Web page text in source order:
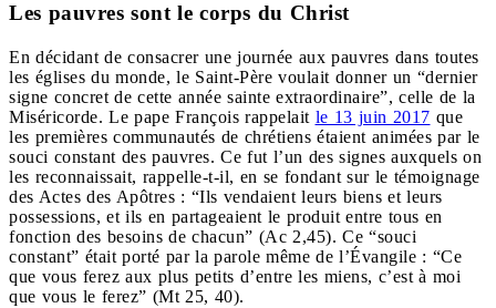
Les pauvres sont le corps du Christ
En décidant de consacrer une journée aux pauvres dans toutes
les églises du monde, le Saint-Père voulait donner un “dernier
signe concret de cette année sainte extraordinaire”, celle de la
Miséricorde. Le pape François rappelait le 13 juin 2017 que
les premières communautés de chrétiens étaient animées par le
souci constant des pauvres. Ce fut l’un des signes auxquels on
les reconnaissait, rappelle-t-il, en se fondant sur le témoignage
des Actes des Apôtres : “Ils vendaient leurs biens et leurs
possessions, et ils en partageaient le produit entre tous en
fonction des besoins de chacun” (Ac 2,45). Ce “souci
constant” était porté par la parole même de l’Évangile : “Ce
que vous ferez aux plus petits d’entre les miens, c’est à moi
que vous le ferez” (Mt 25, 40).